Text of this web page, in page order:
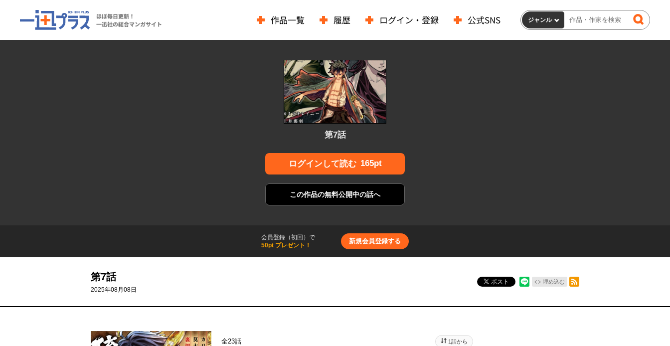
ほぼ毎日更新！
一迅社の総合マンガサイト
作品一覧 履歴 ログイン・登録 公式SNS
第7話
ログインして読む 165pt
この作品の無料公開中の話へ
会員登録（初回）で
50pt プレゼント！
新規会員登録する
第7話
2025年08月08日
ポスト 埋め込む
全23話 1話から